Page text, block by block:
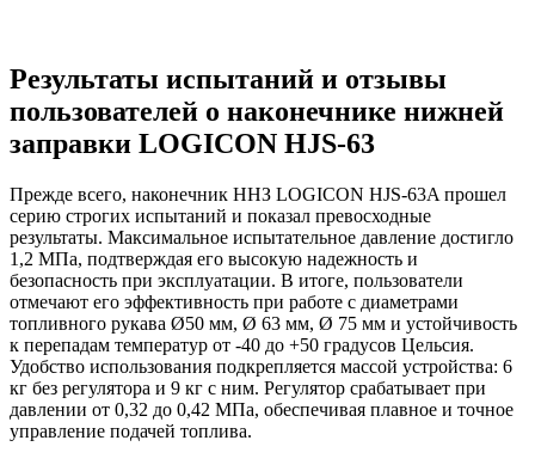
Результаты испытаний и отзывы
пользователей о наконечнике нижней
заправки LOGICON HJS-63
Прежде всего, наконечник ННЗ LOGICON HJS-63A прошел
серию строгих испытаний и показал превосходные
результаты. Максимальное испытательное давление достигло
1,2 МПа, подтверждая его высокую надежность и
безопасность при эксплуатации. В итоге, пользователи
отмечают его эффективность при работе с диаметрами
топливного рукава Ø50 мм, Ø 63 мм, Ø 75 мм и устойчивость
к перепадам температур от -40 до +50 градусов Цельсия.
Удобство использования подкрепляется массой устройства: 6
кг без регулятора и 9 кг с ним. Регулятор срабатывает при
давлении от 0,32 до 0,42 МПа, обеспечивая плавное и точное
управление подачей топлива.